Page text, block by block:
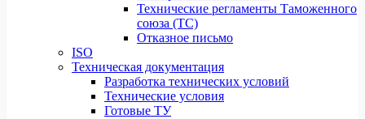
Технические регламенты Таможенного
союза (ТС)
Отказное письмо
ISO
Техническая документация
Разработка технических условий
Технические условия
Готовые ТУ